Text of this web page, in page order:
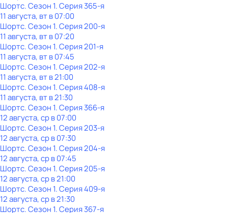
Шортс. Сезон 1. Серия 365-я
11 августа, вт в 07:00
Шортс. Сезон 1. Серия 200-я
11 августа, вт в 07:20
Шортс. Сезон 1. Серия 201-я
11 августа, вт в 07:45
Шортс. Сезон 1. Серия 202-я
11 августа, вт в 21:00
Шортс. Сезон 1. Серия 408-я
11 августа, вт в 21:30
Шортс. Сезон 1. Серия 366-я
12 августа, ср в 07:00
Шортс. Сезон 1. Серия 203-я
12 августа, ср в 07:30
Шортс. Сезон 1. Серия 204-я
12 августа, ср в 07:45
Шортс. Сезон 1. Серия 205-я
12 августа, ср в 21:00
Шортс. Сезон 1. Серия 409-я
12 августа, ср в 21:30
Шортс. Сезон 1. Серия 367-я